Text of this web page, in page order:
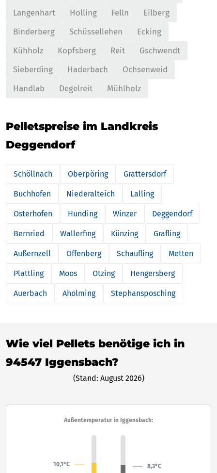
Langenhart
Holling Felln
Eilberg
Binderberg
Schüssellehen
Ecking
Kühholz
Kopfsberg Reit
Gschwendt
Sieberding
Haderbach
Ochsenweid
Handlab
Degelreit Mühlholz
Pelletspreise im Landkreis
Deggendorf
Schöllnach Oberpöring Grattersdorf
Buchhofen Niederalteich Lalling
Osterhofen Hunding Winzer Deggendorf
Bernried Wallerfing Künzing Grafling
Außernzell Offenberg Schaufling Metten
Plattling Moos Otzing Hengersberg
Auerbach Aholming Stephansposching
Wie viel Pellets benötige ich in
94547 Iggensbach?
(Stand: August 2026)
Außentemperatur in Iggensbach:
10,1°C 8,3°C